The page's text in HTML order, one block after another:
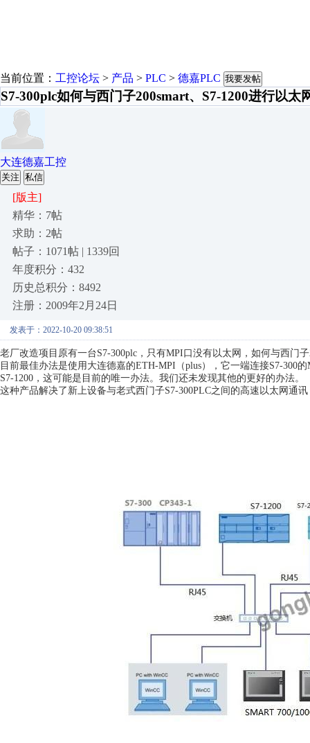
当前位置： 工控论坛 > 产品 > PLC > 德嘉PLC 我要发帖
S7-300plc如何与西门子200smart、S7-1200进行以太
大连德嘉工控
关注 私信
[版主]
精华：7帖
求助：2帖
帖子：1071帖 | 1339回
年度积分：432
历史总积分：8492
注册：2009年2月24日
发表于：2022-10-20 09:38:51
老厂改造项目原有一台S7-300plc，只有MPI口没有以太网，如何与西门
目前最佳办法是使用大连德嘉的ETH-MPI（plus），它一端连接S7-300
S7-1200，这可能是目前的唯一办法。我们还未发现其他的更好的办法。
这种产品解决了新上设备与老式西门子S7-300PLC之间的高速以太网通